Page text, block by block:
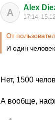
A Alex
17:14,
От
И один
Нет, 1500
А вообще,